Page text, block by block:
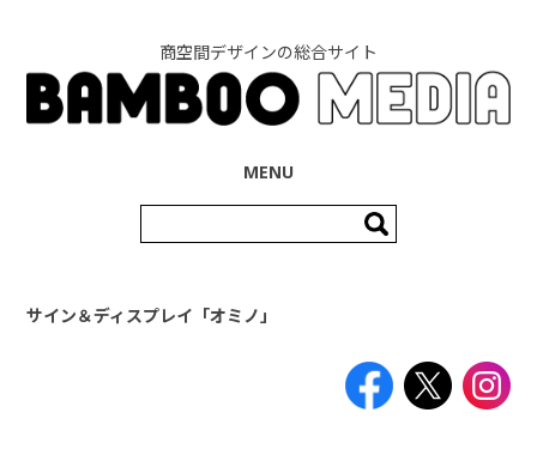
商空間デザインの総合サイト
MENU
索:
サイン＆ディスプレイ「オミノ」